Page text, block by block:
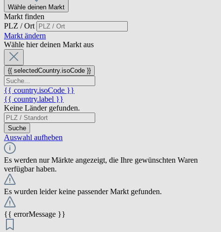
Wähle deinen Markt
Markt finden
PLZ / Ort
Markt ändern
Wähle hier deinen Markt aus
{{ selectedCountry.isoCode }}
{{ country.isoCode }}
{{ country.label }}
Keine Länder gefunden.
Suche
Auswahl aufheben
Es werden nur Märkte angezeigt, die Ihre gewünschten Waren
verfügbar haben.
Es wurden leider keine passender Markt gefunden.
{{ errorMessage }}